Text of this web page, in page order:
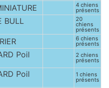
4 chiens
présents
BULL
20
chiens
présents
6 chiens
présents
Poil
2 chiens
présents
Poil
1 chiens
présents